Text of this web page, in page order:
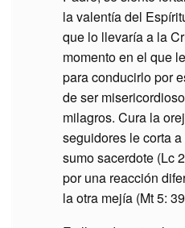
la valentía del
que lo llevaría a la
momento en el que
para conducirlo por
de ser
milagros. Cura la
seguidores le corta
sumo sacerdote (Lc
por una reacción
la otra mejía (Mt 5: